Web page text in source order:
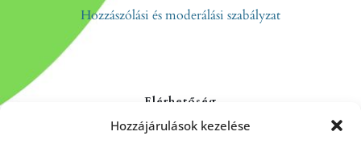
Hozzájárulások kezelése
Hozzászólási és moderálási szabályzat
Elérhetőség
Kapcsolat